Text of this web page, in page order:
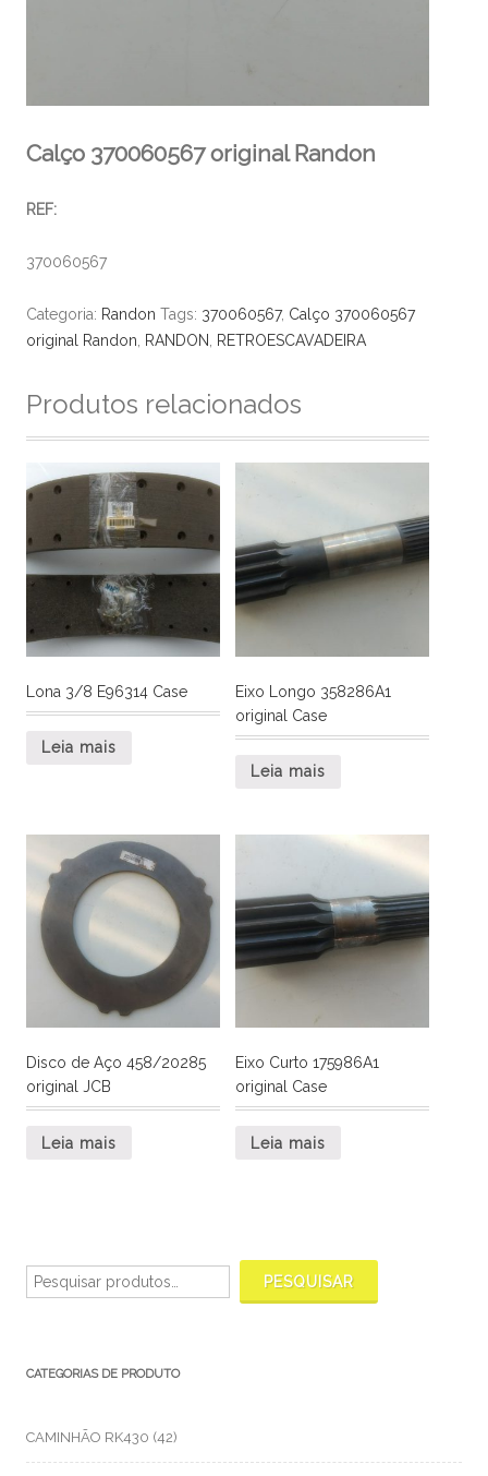
Calço 370060567 original Randon
REF:
370060567
Categoria: Randon Tags: 370060567, Calço 370060567
original Randon
RANDON RETROESCAVADEIRA
Produtos relacionados
Lona 3/8 E96314 Case
Leia mais
Eixo Longo 358286A1
original Case
Leia mais
Disco de Aço 458/20285
original JCB
Leia mais
Eixo Curto 175986A1
original Case
Leia mais
por:
PESQUISAR
CATEGORIAS DE PRODUTO
CAMINHÃO RK430 (42)